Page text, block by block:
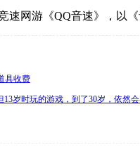
速网游《QQ音速》，以
具收费
岁时玩的游戏，到了30岁，依然